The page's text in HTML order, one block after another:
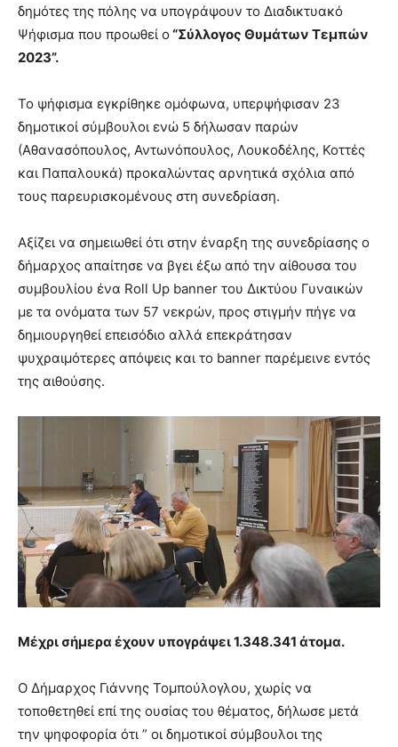
δημότες της πόλης να υπογράψουν το Διαδικτυακό
Ψήφισμα που προωθεί ο “Σύλλογος Θυμάτων Τεμπών
2023”.
Το ψήφισμα εγκρίθηκε ομόφωνα, υπερψήφισαν 23
δημοτικοί σύμβουλοι ενώ 5 δήλωσαν παρών
(Αθανασόπουλος, Αντωνόπουλος, Λουκοδέλης, Κοττές
και Παπαλουκά) προκαλώντας αρνητικά σχόλια από
τους παρευρισκομένους στη συνεδρίαση.
Αξίζει να σημειωθεί ότι στην έναρξη της συνεδρίασης ο
δήμαρχος απαίτησε να βγει έξω από την αίθουσα του
συμβουλίου ένα Roll Up banner του Δικτύου Γυναικών
με τα ονόματα των 57 νεκρών, προς στιγμήν πήγε να
δημιουργηθεί επεισόδιο αλλά επεκράτησαν
ψυχραιμότερες απόψεις και το banner παρέμεινε εντός
της αιθούσης.
Μέχρι σήμερα έχουν υπογράψει 1.348.341 άτομα.
Ο Δήμαρχος Γιάννης Τομπούλογλου, χωρίς να
τοποθετηθεί επί της ουσίας του θέματος, δήλωσε μετά
την ψηφοφορία ότι ” οι δημοτικοί σύμβουλοι της